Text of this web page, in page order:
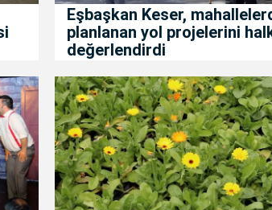
Eşbaşkan Keser,
planlanan yol projelerini
değerlendirdi